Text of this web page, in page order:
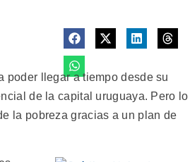
poder llegar a tiempo desde su
de la capital uruguaya. Pero lo
la pobreza gracias a un plan de